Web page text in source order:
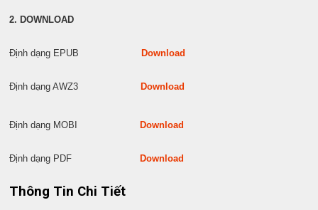
2. DOWNLOAD
Định dạng EPUB Download
Định dạng AWZ3 Download
Định dạng MOBI Download
Định dạng PDF Download
Thông Tin Chi Tiết